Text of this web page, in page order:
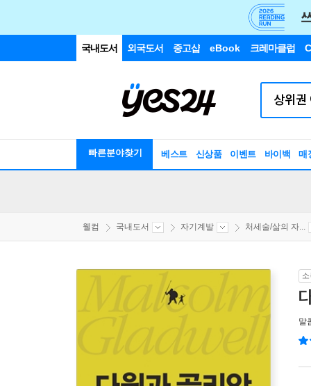
국내도서 외국도서 중고샵 eBook 크레마클럽
빠른분야찾기 베스트 신상품 이벤트 바이백 매
웰컴 국내도서 자기계발 처세술/삶의 자...
말